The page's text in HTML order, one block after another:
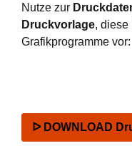
Nutze zur
Druckvorlage, diese
Grafikprogramme vor:
ᐅ DOWNLOAD